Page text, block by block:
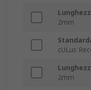
2mm
cULus
2mm